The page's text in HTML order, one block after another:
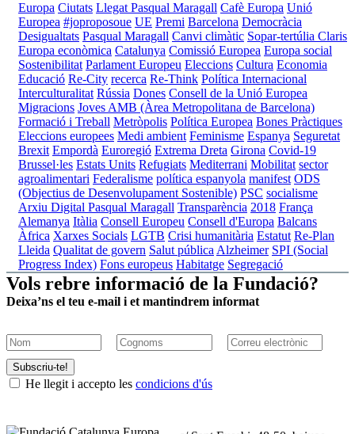
Europa Ciutats Llegat Pasqual Maragall Cafè Europa Unió
Europea #joproposoue UE Premi Barcelona Democràcia
Desigualtats Pasqual Maragall Canvi climàtic Sopar-tertúlia Claris
Europa econòmica Catalunya Comissió Europea Europa social
Sostenibilitat Parlament Europeu Eleccions Cultura Economia
Educació Re-City recerca Re-Think Política Internacional
Interculturalitat Rússia Dones Consell de la Unió Europea
Migracions Joves AMB (Àrea Metropolitana de Barcelona)
Formació i Treball Metròpolis Política Europea Bones Pràctiques
Eleccions europees Medi ambient Feminisme Espanya Seguretat
Brexit Empordà Euroregió Extrema Dreta Girona Covid-19
Brussel·les Estats Units Refugiats Mediterrani Mobilitat sector
agroalimentari Federalisme política espanyola manifest ODS
(Objectius de Desenvolupament Sostenible) PSC socialisme
Arxiu Digital Pasqual Maragall Transparència 2018 França
Alemanya Itàlia Consell Europeu Consell d'Europa Balcans
Àfrica Xarxes Socials LGTB Crisi humanitària Estatut Re-Plan
Lleida Qualitat de govern Salut pública Alzheimer SPI (Social
Progress Index) Fons europeus Habitatge Segregació
Vols rebre informació de la Fundació?
Deixa’ns el teu e-mail i et mantindrem informat
Subscriu-te!
He llegit i accepto les condicions d'ús